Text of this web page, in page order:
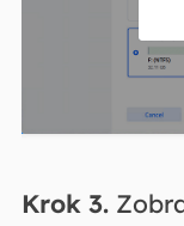
Krok 3.